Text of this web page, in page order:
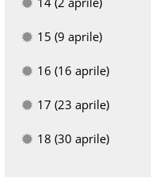
15 (9 aprile)
16 (16 aprile)
17 (23 aprile)
18 (30 aprile)